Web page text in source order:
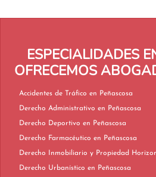
ESPECIALIDADES
OFRECEMOS
Accidentes de Tráfico en Peñascosa
Derecho Administrativo en Peñascosa
Derecho Deportivo en Peñascosa
Derecho Farmacéutico en Peñascosa
Derecho Urbanístico en Peñascosa